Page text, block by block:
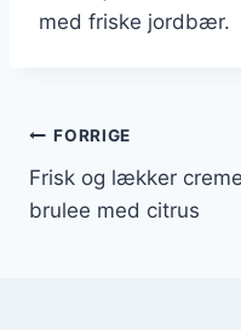
med friske jordbær.
FORRIGE
Frisk og lækker creme
brulee med citrus